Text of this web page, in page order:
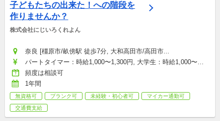
子どもたちの出来た！への階段を
作りませんか？
株式会社にじいろくれよん
奈良 [橿原市/畝傍駅 徒歩7分, 大和高田市/高田市...
パートタイマー：時給1,000〜1,300円, 大学生：時給1,000〜
1,100円, 契約社員(正社員登用あり)：月給180,000〜300,000円,
店舗トップ：月給300,000〜400,000円
頻度は相談可
1年間
無資格可 ブランク可 未経験・初心者可
マイカー通勤可
交通費支給